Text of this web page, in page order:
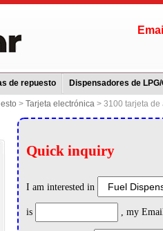
de repuesto Dispensadores de LPG/
> Tarjeta electrónica > 3100 tarjeta